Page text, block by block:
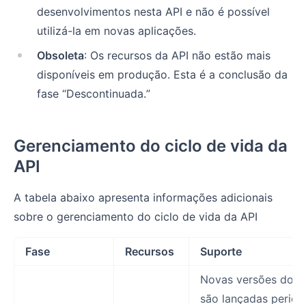
desenvolvimentos nesta API e não é possível
utilizá-la em novas aplicações.
Obsoleta: Os recursos da API não estão mais
disponíveis em produção. Esta é a conclusão da
fase “Descontinuada.”
Gerenciamento do ciclo de vida da
API
A tabela abaixo apresenta informações adicionais
sobre o gerenciamento do ciclo de vida da API
Fase Recursos Suporte
Novas versões do
são lançadas